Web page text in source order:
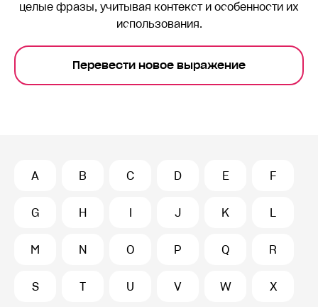
целые фразы, учитывая контекст и особенности их
использования.
Перевести новое выражение
A B C D E F
G H I J K L
M N O P Q R
S T U V W X